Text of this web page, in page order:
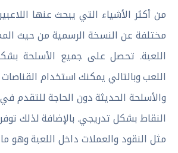
من أكثر الأشياء التي يبحث عنها
مختلفة عن النسخة الرسمية من حيث
اللعبة. تحصل على جميع الأسلحة
اللعب وبالتالي يمكنك استخدام
والأسلحة الحديثة دون الحاجة للتقدم
النقاط بشكل تدريجي. بالإضافة لذلك
مثل النقود والعملات داخل اللعبة وهو